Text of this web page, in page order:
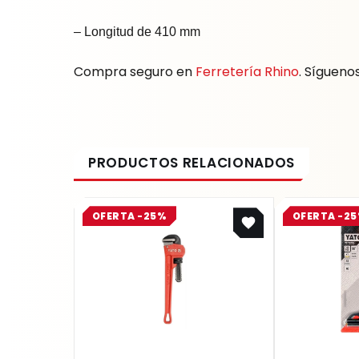
– Longitud de 410 mm
Compra seguro en Ferretería Rhino.
OFERTA -25%
Original
price
was:
$ 124.700.
Current
price
is:
$ 93.525.
OFERTA -